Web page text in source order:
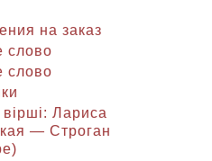
на заказ
слово
слово
вірші: Лариса
— Строган